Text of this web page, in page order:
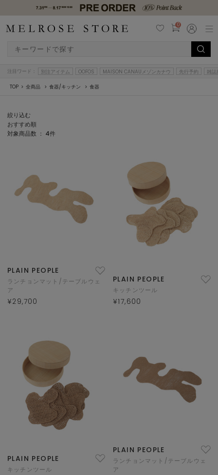
0
注目ワード： 別注アイテム OOFOS MAISON CANAUメゾンカナウ 先行予約 雑誌
TOP 全商品 食器/キッチン 食器
絞り込む
おすすめ順
対象商品数 ： 4件
PLAIN PEOPLE
ランチョンマット/テーブルウェ
ア
¥29,700
PLAIN PEOPLE
キッチンツール
¥17,600
PLAIN PEOPLE
キッチンツール
PLAIN PEOPLE
ランチョンマット/テーブルウェ
ア